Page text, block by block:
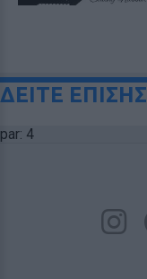
ΔΕΙΤΕ ΕΠΙΣΗΣ
par: 4